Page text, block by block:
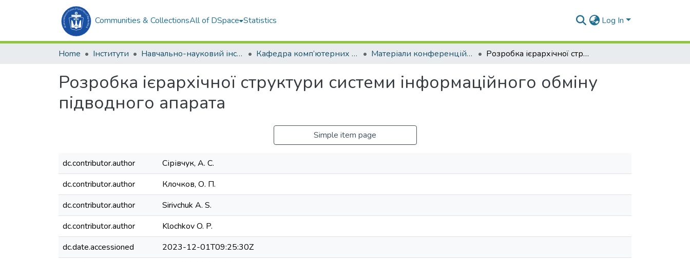
Communities & CollectionsAll of DSpace Statistics Log In
Home Інститути Навчально-науковий інститут автоматики та електротехніки (ННІАЕ) Кафедра комп’ютерних технологій та інформаційної безпеки (КТІБ) Матеріали конференцій (КТІБ) Розробка ієрархічної структури системи інформаційного обміну підводного апарата
Розробка ієрархічної структури системи інформаційного обміну
підводного апарата
Simple item page
dc.contributor.author
Сірівчук, А. С.
dc.contributor.author
Клочков, О. П.
dc.contributor.author
Sirivchuk A. S.
dc.contributor.author
Klochkov O. P.
dc.date.accessioned
2023-12-01T09:25:30Z